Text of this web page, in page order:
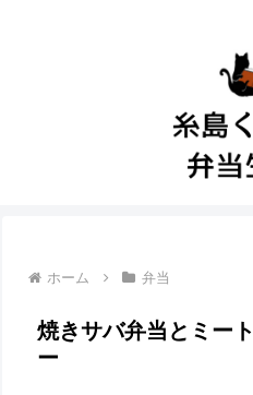
ホーム 弁当
焼きサバ弁当とミー
ー